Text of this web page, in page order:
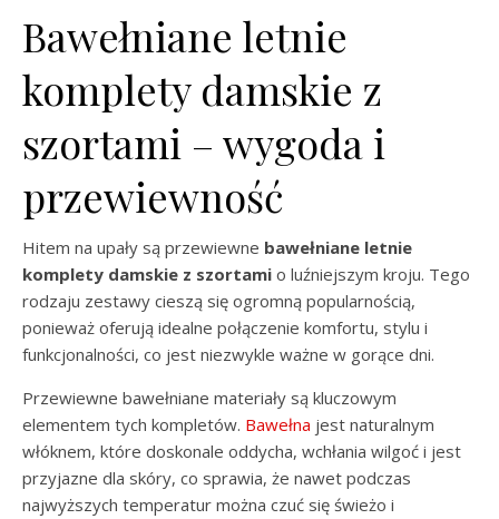
Bawełniane letnie
komplety damskie z
szortami – wygoda i
przewiewność
Hitem na upały są przewiewne bawełniane letnie
komplety damskie z szortami o luźniejszym kroju. Tego
rodzaju zestawy cieszą się ogromną popularnością,
ponieważ oferują idealne połączenie komfortu, stylu i
funkcjonalności, co jest niezwykle ważne w gorące dni.
Przewiewne bawełniane materiały są kluczowym
elementem tych kompletów. Bawełna jest naturalnym
włóknem, które doskonale oddycha, wchłania wilgoć i jest
przyjazne dla skóry, co sprawia, że nawet podczas
najwyższych temperatur można czuć się świeżo i